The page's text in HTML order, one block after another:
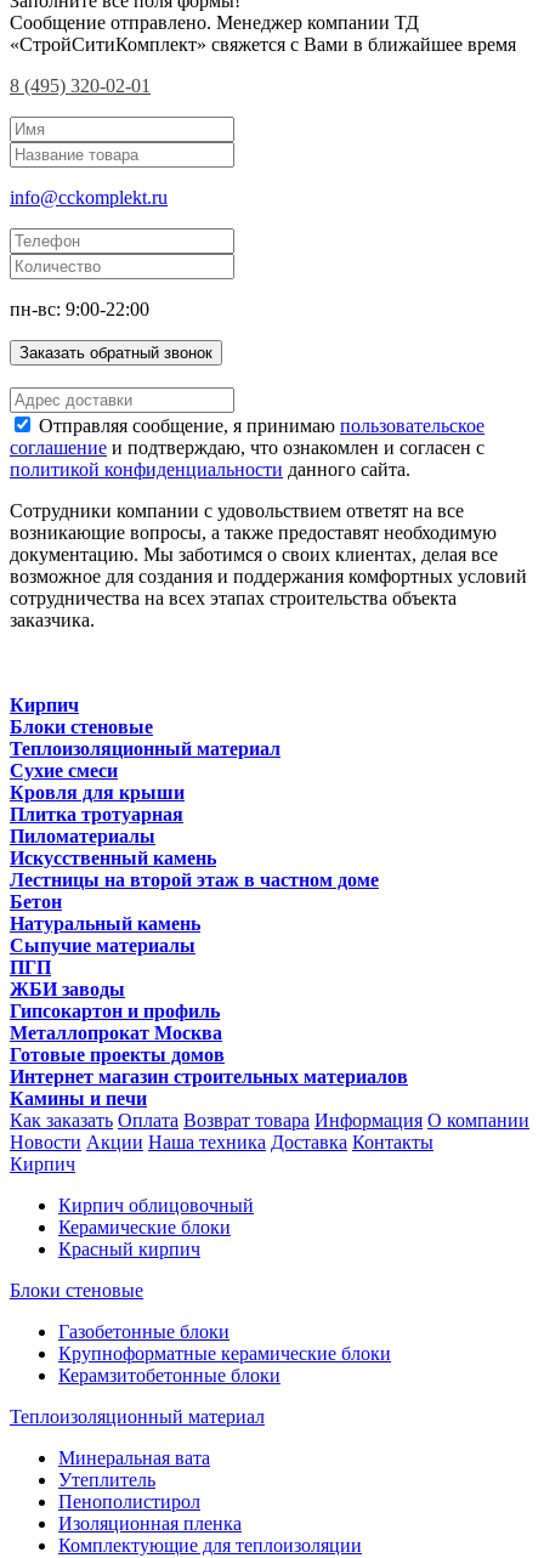
Сообщение отправлено. Менеджер компании ТД
«СтройСитиКомплект» свяжется с Вами в ближайшее время
8 (495) 320-02-01
info@cckomplekt.ru
пн-вс: 9:00-22:00
Заказать обратный звонок
Отправляя сообщение, я принимаю пользовательское
соглашение и подтверждаю, что ознакомлен и согласен с
политикой конфиденциальности данного сайта.
Сотрудники компании с удовольствием ответят на все
возникающие вопросы, а также предоставят необходимую
документацию. Мы заботимся о своих клиентах, делая все
возможное для создания и поддержания комфортных условий
сотрудничества на всех этапах строительства объекта
заказчика.
Кирпич
Блоки стеновые
Теплоизоляционный материал
Сухие смеси
Кровля для крыши
Плитка тротуарная
Пиломатериалы
Искусственный камень
Лестницы на второй этаж в частном доме
Бетон
Натуральный камень
Сыпучие материалы
ПГП
ЖБИ заводы
Гипсокартон и профиль
Металлопрокат Москва
Готовые проекты домов
Интернет магазин строительных материалов
Камины и печи
Как заказать Оплата Возврат товара Информация О компании
Новости Акции Наша техника Доставка Контакты
Кирпич
Кирпич облицовочный
Керамические блоки
Красный кирпич
Блоки стеновые
Газобетонные блоки
Крупноформатные керамические блоки
Керамзитобетонные блоки
Теплоизоляционный материал
Минеральная вата
Утеплитель
Пенополистирол
Изоляционная пленка
Комплектующие для теплоизоляции